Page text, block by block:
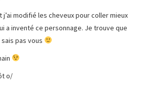
j’ai modifié les cheveux pour coller mieux
a inventé ce personnage. Je trouve que
pas vous
o/